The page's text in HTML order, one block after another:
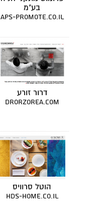
בע"מ
aps-promote.co.il
דרור זורע
drorzorea.com
הוטל סרוויס
hds-home.co.il